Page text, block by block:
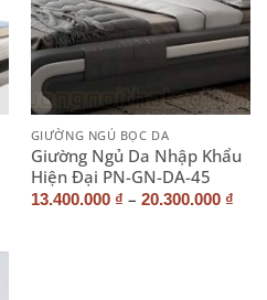
GIƯỜNG NGỦ BỌC DA
Giường Ngủ Da Nhập Khẩu
Hiện Đại PN-GN-DA-45
13.400.000 ₫ – 20.300.000 ₫